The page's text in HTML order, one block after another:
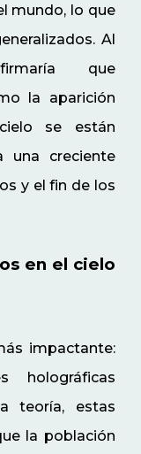
mundo, lo que
Al
que
la aparición
se están
una creciente
y el fin de los
en el cielo
impactante:
holográficas
teoría, estas
la población